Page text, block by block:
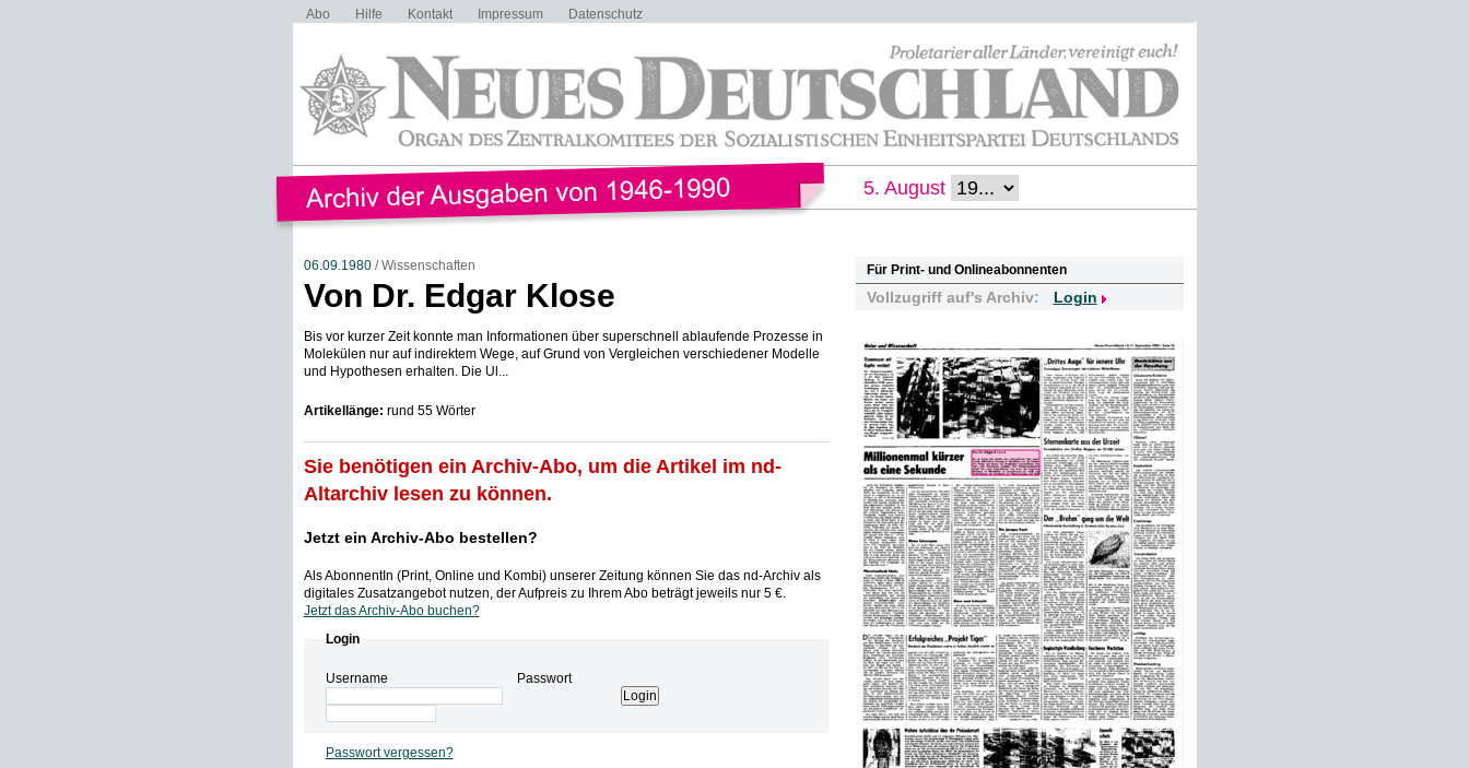
Abo Hilfe Kontakt Impressum Datenschutz
5. August
06.09.1980/ Wissenschaften
Von Dr. Edgar Klose
Bis vor kurzer Zeit konnte man Informationen über superschnell ablaufende Prozesse in
Molekülen nur auf indirektem Wege, auf Grund von Vergleichen verschiedener Modelle
und Hypothesen erhalten. Die Ul...
Artikellänge: rund 55 Wörter
Sie benötigen ein Archiv-Abo, um die Artikel im nd-
Altarchiv lesen zu können.
Jetzt ein Archiv-Abo bestellen?
Als AbonnentIn (Print, Online und Kombi) unserer Zeitung können Sie das nd-Archiv als
digitales Zusatzangebot nutzen, der Aufpreis zu Ihrem Abo beträgt jeweils nur 5 €.
Jetzt das Archiv-Abo buchen?
Login
Username Passwort
Passwort vergessen?
Für Print- und Onlineabonnenten
Vollzugriff auf's Archiv: Login